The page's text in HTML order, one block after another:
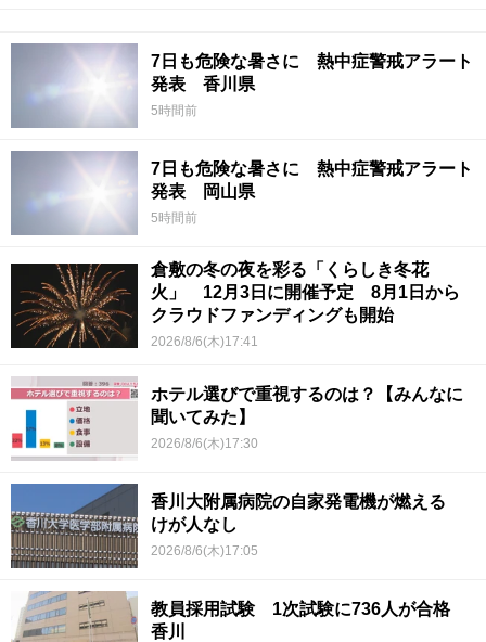
7日も危険な暑さに 熱中症警戒アラート
発表 香川県
5時間前
7日も危険な暑さに 熱中症警戒アラート
発表 岡山県
5時間前
倉敷の冬の夜を彩る「くらしき冬花
火」 12月3日に開催予定 8月1日から
クラウドファンディングも開始
2026/8/6(木)17:41
ホテル選びで重視するのは？【みんなに
聞いてみた】
2026/8/6(木)17:30
香川大附属病院の自家発電機が燃える
けが人なし
2026/8/6(木)17:05
教員採用試験 1次試験に736人が合格
香川